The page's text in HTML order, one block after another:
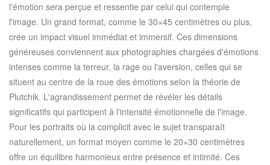
l'émotion sera perçue et ressentie par celui qui contemple
l'image. Un grand format, comme le 30×45 centimètres ou plus,
crée un impact visuel immédiat et immersif. Ces dimensions
généreuses conviennent aux photographies chargées d'émotions
intenses comme la terreur, la rage ou l'aversion, celles qui se
situent au centre de la roue des émotions selon la théorie de
Plutchik. L'agrandissement permet de révéler les détails
significatifs qui participent à l'intensité émotionnelle de l'image.
Pour les portraits où la complicit avec le sujet transparaît
naturellement, un format moyen comme le 20×30 centimètres
offre un équilibre harmonieux entre présence et intimité. Ces